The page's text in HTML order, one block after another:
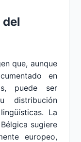
que, aunque
en
puede ser
La
sugiere
europeo,